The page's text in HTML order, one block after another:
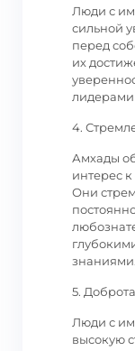
Люди с
сильной
перед
их
лидерами
4.
Амхады
интерес
Они
знаниями.
5.
Люди с
высокую